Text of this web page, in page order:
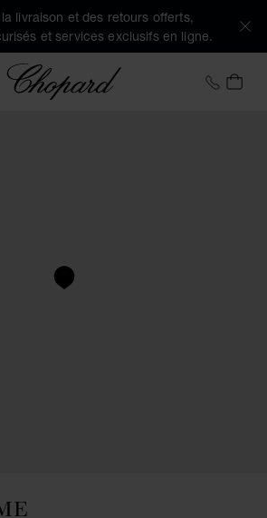
livraison et des retours offerts,
et services exclusifs en ligne.
Chopard +33